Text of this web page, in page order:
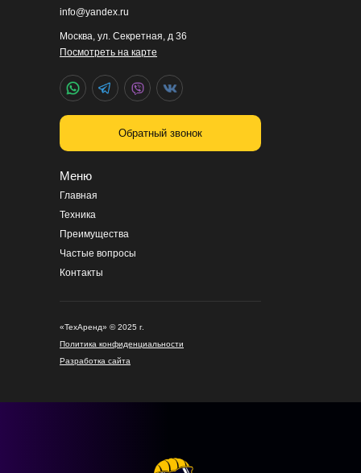
Посмотреть на карте
Москва, ул. Секретная, д 36
Контакты
Политика конфиденциальности
«ТехАренд» © 2025 г.
Частые вопросы
Преимущества
Техника
Главная
Меню
info@yandex.ru
Обратный звонок
Разработка сайта